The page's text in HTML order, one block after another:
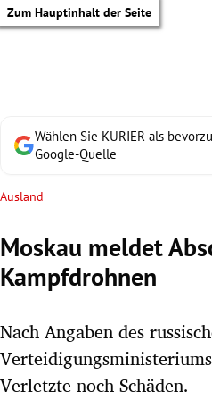
Zum Hauptinhalt der Seite
Untermenü
Wählen Sie KURIER als
Google-Quelle
Ausland
Moskau meldet
Kampfdrohnen
Nach Angaben des
Verletzte noch Schäden.